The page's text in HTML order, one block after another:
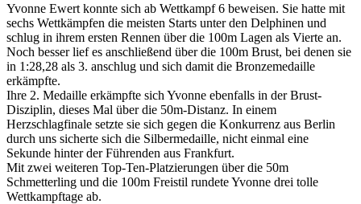
Yvonne Ewert konnte sich ab Wettkampf 6 beweisen. Sie hatte mit
sechs Wettkämpfen die meisten Starts unter den Delphinen und
schlug in ihrem ersten Rennen über die 100m Lagen als Vierte an.
Noch besser lief es anschließend über die 100m Brust, bei denen sie
in 1:28,28 als 3. anschlug und sich damit die Bronzemedaille
erkämpfte.
Ihre 2. Medaille erkämpfte sich Yvonne ebenfalls in der Brust-
Disziplin, dieses Mal über die 50m-Distanz. In einem
Herzschlagfinale setzte sie sich gegen die Konkurrenz aus Berlin
durch uns sicherte sich die Silbermedaille, nicht einmal eine
Sekunde hinter der Führenden aus Frankfurt.
Mit zwei weiteren Top-Ten-Platzierungen über die 50m
Schmetterling und die 100m Freistil rundete Yvonne drei tolle
Wettkampftage ab.